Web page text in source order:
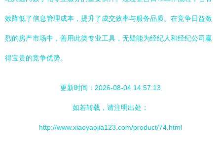
效降低了信息管理成本，提升了成交效率与服务品质。在竞争日益激
烈的房产市场中，善用此类专业工具，无疑能为经纪人和经纪公司赢
得宝贵的竞争优势。
更新时间：2026-08-04 14:57:13
如若转载，请注明出处：
http://www.xiaoyaojia123.com/product/74.html